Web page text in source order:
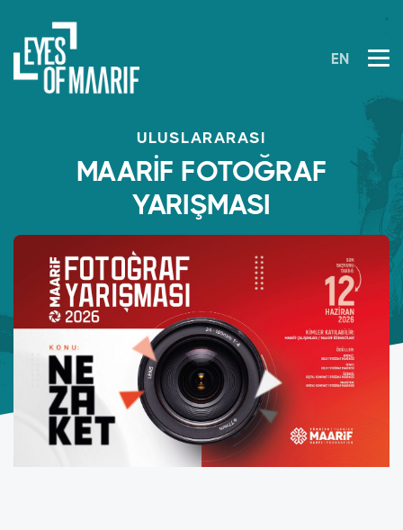
EN
ULUSLARARASI
MAARİF FOTOĞRAF
YARIŞMASI